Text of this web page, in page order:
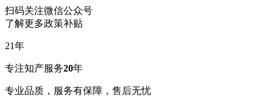
扫码关注微信公众号
了解更多政策补贴
21年
专注知产服务20年
专业品质，服务有保障，售后无忧